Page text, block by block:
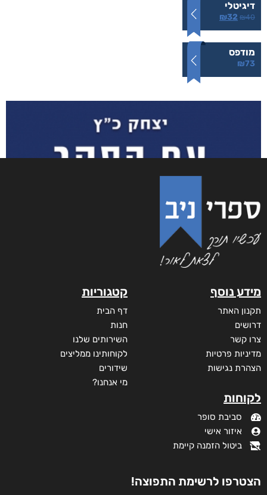
דיגיטלי
₪40
₪32
מודפס
₪73
מידע נוסף
תקנון האתר
דרושים
צרו קשר
מדיניות פרטיות
הצהרת נגישות
לקוחות
סביבת סופר
איזור אישי
ביטול הזמנה קיימת
קטגוריות
דף הבית
חנות
השירותים שלנו
לקוחותינו ממליצים
שידורים
מי אנחנו?
הצטרפו לרשימת התפוצה!